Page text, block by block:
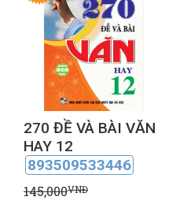
270 ĐỀ VÀ BÀI VĂN
HAY 12
893509533446
145,000VNĐ